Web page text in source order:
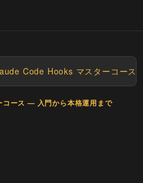
Code Hooks マスターコース
ース — 入門から本格運用まで